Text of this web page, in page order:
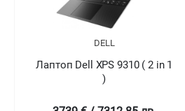
DELL
Лаптоп Dell XPS 9310 ( 2 in 1
)